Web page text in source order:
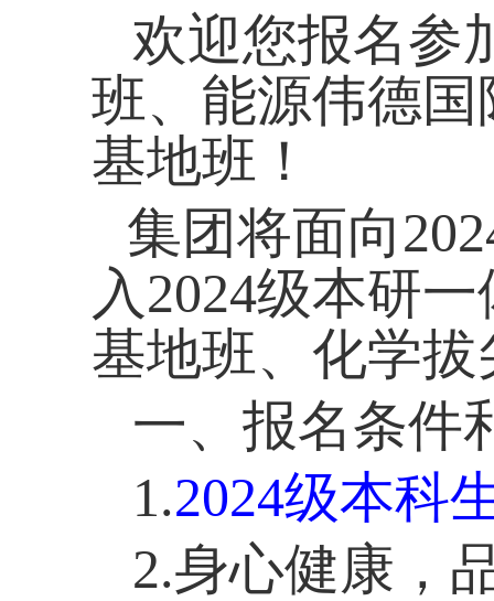
欢迎您报名参
班、能源伟德
基地班！
集团将面向
入2024级本研一
基地班、化学
一、报名条件
1.2024级本科
2.身心健康，